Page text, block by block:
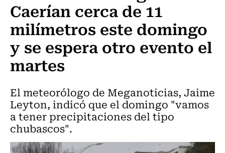
Caerían cerca de 11
milímetros este domingo
y se espera otro evento el
martes
El meteorólogo de Meganoticias, Jaime
Leyton, indicó que el domingo "vamos
a tener precipitaciones del tipo
chubascos".